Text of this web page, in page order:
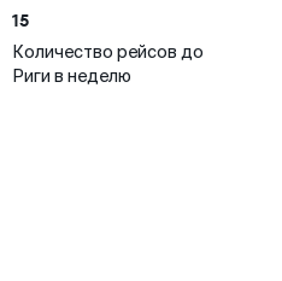
15
Количество рейсов до
Риги в неделю